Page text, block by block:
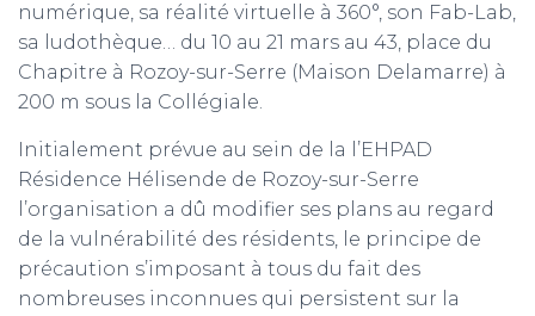
numérique, sa réalité virtuelle à 360°, son Fab-Lab,
sa ludothèque… du 10 au 21 mars au 43, place du
Chapitre à Rozoy-sur-Serre (Maison Delamarre) à
200 m sous la Collégiale.
Initialement prévue au sein de la l’EHPAD
Résidence Hélisende de Rozoy-sur-Serre
l’organisation a dû modifier ses plans au regard
de la vulnérabilité des résidents, le principe de
précaution s’imposant à tous du fait des
nombreuses inconnues qui persistent sur la